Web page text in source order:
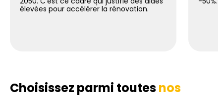
élevées pour accélérer la rénovation.
Choisissez parmi toutesnos